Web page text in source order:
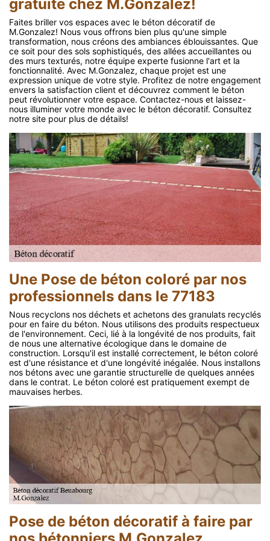
gratuite chez M.Gonzalez!
Faites briller vos espaces avec le béton décoratif de
M.Gonzalez! Nous vous offrons bien plus qu'une simple
transformation, nous créons des ambiances éblouissantes. Que
ce soit pour des sols sophistiqués, des allées accueillantes ou
des murs texturés, notre équipe experte fusionne l'art et la
fonctionnalité. Avec M.Gonzalez, chaque projet est une
expression unique de votre style. Profitez de notre engagement
envers la satisfaction client et découvrez comment le béton
peut révolutionner votre espace. Contactez-nous et laissez-
nous illuminer votre monde avec le béton décoratif. Consultez
notre site pour plus de détails!
Une Pose de béton coloré par nos
professionnels dans le 77183
Nous recyclons nos déchets et achetons des granulats recyclés
pour en faire du béton. Nous utilisons des produits respectueux
de l'environnement. Ceci, lié à la longévité de nos produits, fait
de nous une alternative écologique dans le domaine de
construction. Lorsqu'il est installé correctement, le béton coloré
est d'une résistance et d'une longévité inégalée. Nous installons
nos bétons avec une garantie structurelle de quelques années
dans le contrat. Le béton coloré est pratiquement exempt de
mauvaises herbes.
Pose de béton décoratif à faire par